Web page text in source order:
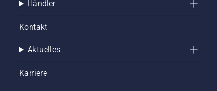
Händler
Kontakt
Aktuelles
Karriere